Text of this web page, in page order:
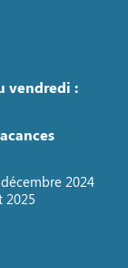
vendredi :
2024
2025